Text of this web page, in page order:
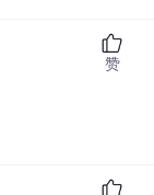
赞